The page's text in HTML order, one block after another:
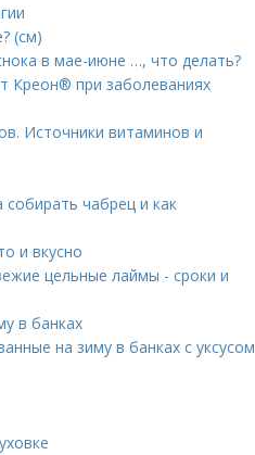
(см)
в мае-июне …, что делать?
Креон® при заболеваниях
Источники витаминов и
собирать чабрец и как
и вкусно
цельные лаймы - сроки и
в банках
на зиму в банках с уксусом